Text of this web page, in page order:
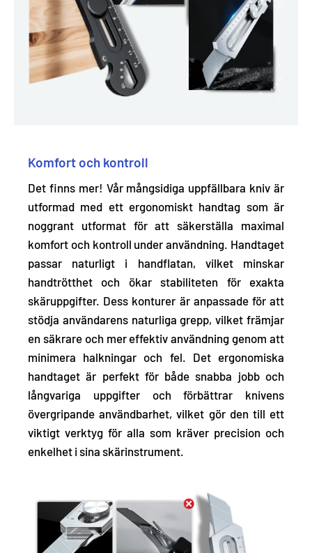
Komfort och kontroll
Det finns mer! Vår mångsidiga uppfällbara kniv är
utformad med ett ergonomiskt handtag som är
noggrant utformat för att säkerställa maximal
komfort och kontroll under användning. Handtaget
passar naturligt i handflatan, vilket minskar
handtrötthet och ökar stabiliteten för exakta
skäruppgifter. Dess konturer är anpassade för att
stödja användarens naturliga grepp, vilket främjar
en säkrare och mer effektiv användning genom att
minimera halkningar och fel. Det ergonomiska
handtaget är perfekt för både snabba jobb och
långvariga uppgifter och förbättrar knivens
övergripande användbarhet, vilket gör den till ett
viktigt verktyg för alla som kräver precision och
enkelhet i sina skärinstrument.